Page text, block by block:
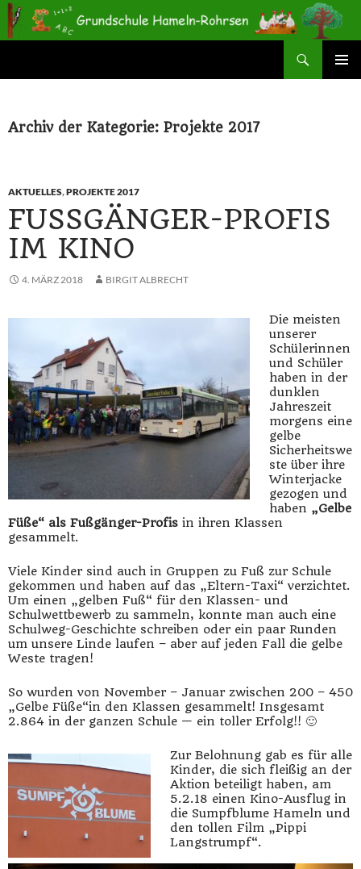
Zum
Inhalt
Archiv der Kategorie: Projekte 2017
AKTUELLES,PROJEKTE 2017
FUSSGÄNGER-PROFIS I
M KINO
4. MÄRZ 2018 BIRGIT ALBRECHT
Die meisten
unserer
Schülerinnen
und Schüler
haben in der
dunklen
Jahreszeit
morgens eine
gelbe
Sicherheitswe
ste über ihre
Winterjacke
gezogen und
haben „Gelbe
Füße“ als Fußgänger-Profis in ihren Klassen
gesammelt.
Viele Kinder sind auch in Gruppen zu Fuß zur Schule
gekommen und haben auf das „Eltern-Taxi“ verzichtet.
Um einen „gelben Fuß“ für den Klassen- und
Schulwettbewerb zu sammeln, konnte man auch eine
Schulweg-Geschichte schreiben oder ein paar Runden
um unsere Linde laufen – aber auf jeden Fall die gelbe
Weste tragen!
So wurden von November – Januar zwischen 200 – 450
„Gelbe Füße“in den Klassen gesammelt! Insgesamt
2.864 in der ganzen Schule — ein toller Erfolg!! 🙂
Zur Belohnung gab es für alle
Kinder, die sich fleißig an der
Aktion beteiligt haben, am
5.2.18 einen Kino-Ausflug in
die Sumpfblume Hameln und
den tollen Film „Pippi
Langstrumpf“.